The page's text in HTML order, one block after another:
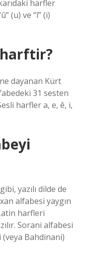
harfler
(u) ve “î” (i)
dayanan Kürt
31 sesten
harfler a, e, ê, i,
yazılı dilde de
alfabesi yaygın
harfleri
Sorani alfabesi
(veya Bahdinani)